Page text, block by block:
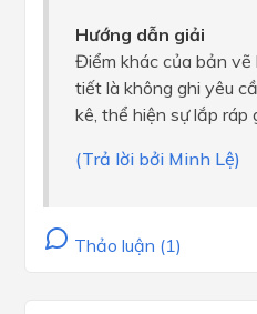
Hướng dẫn giải
Điểm khác của bản vẽ
tiết là không ghi yêu
kê, thể hiện sự lắp ráp
(Trả lời bởi Minh Lệ)
Thảo luận (1)